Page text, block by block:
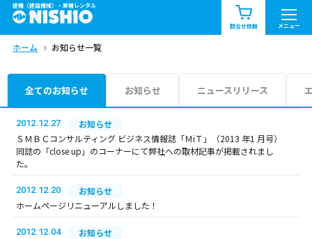
建機（建設機械）・重機レンタル
問合せ依頼 メニュー
商品一覧 お知らせ一覧
問合せ依頼リスト
エリア情報を見る
中部 関西 中国・四国
九州・沖縄（外部）
ホーム お知らせ一覧
全てのお知らせ お知らせ ニュースリリース
2012.12.27
お知らせ
ＳＭＢＣコンサルティング ビジネス情報誌「ＭiＴ」（2013 年1 月号）
同誌の「close up」のコーナーにて弊社への取材記事が掲載されまし
た。
2012.12.20
お知らせ
ホームページリニューアルしました！
2012.12.04
お知らせ